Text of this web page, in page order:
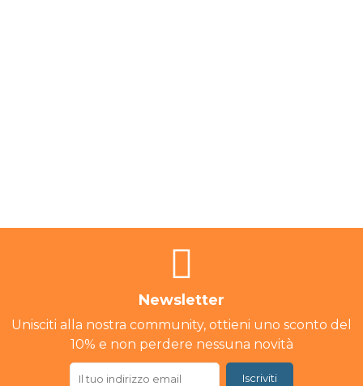
Newsletter
Unisciti alla nostra community, ottieni uno sconto del
10% e non perdere nessuna novità
Iscriviti